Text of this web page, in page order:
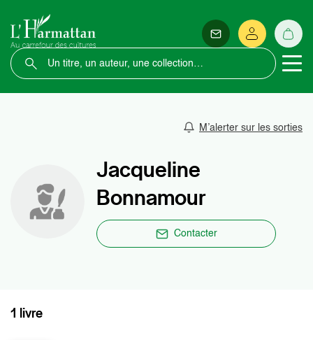
M’alerter sur les sorties
Jacqueline
Bonnamour
Contacter
1 livre